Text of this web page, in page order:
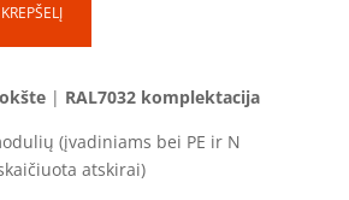
| RAL7032 komplektacija
(įvadiniams bei PE ir N
atskirai)